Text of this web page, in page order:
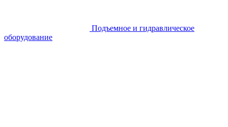
Подъемное и гидравлическое
оборудование